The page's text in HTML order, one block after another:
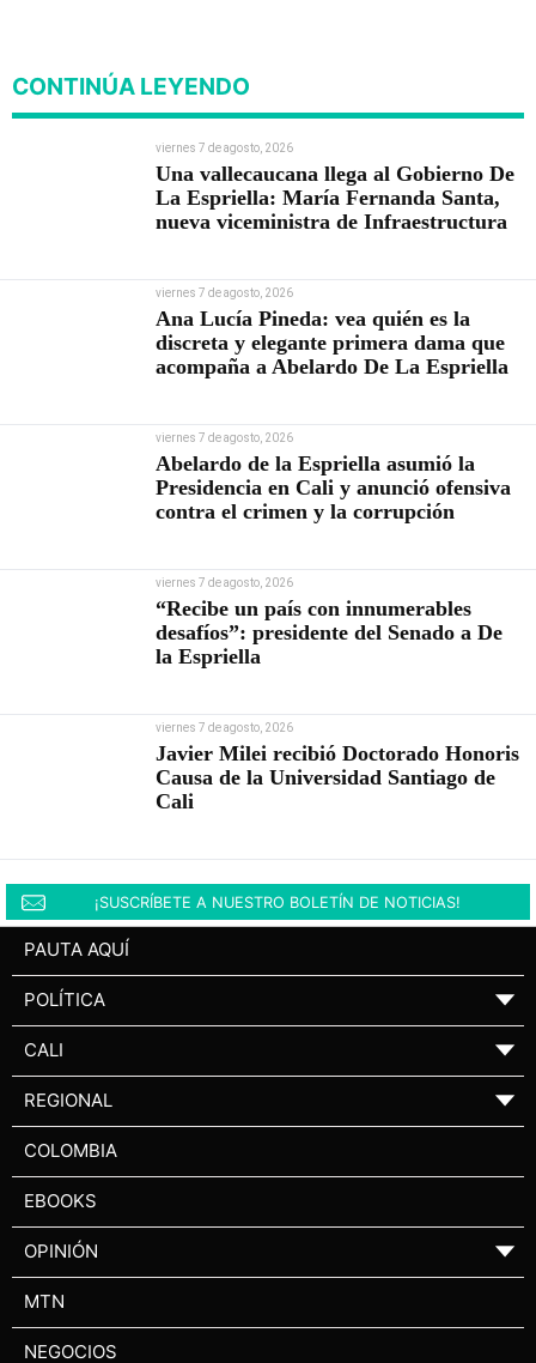
CONTINÚA LEYENDO
viernes 7 de agosto, 2026
Una vallecaucana llega al Gobierno De
La Espriella: María Fernanda Santa,
nueva viceministra de Infraestructura
viernes 7 de agosto, 2026
Ana Lucía Pineda: vea quién es la
discreta y elegante primera dama que
acompaña a Abelardo De La Espriella
viernes 7 de agosto, 2026
Abelardo de la Espriella asumió la
Presidencia en Cali y anunció ofensiva
contra el crimen y la corrupción
viernes 7 de agosto, 2026
“Recibe un país con innumerables
desafíos”: presidente del Senado a De
la Espriella
viernes 7 de agosto, 2026
Javier Milei recibió Doctorado Honoris
Causa de la Universidad Santiago de
Cali
¡SUSCRÍBETE A NUESTRO BOLETÍN DE NOTICIAS!
PAUTA AQUÍ
POLÍTICA ▼
CALI ▼
REGIONAL ▼
COLOMBIA
EBOOKS
OPINIÓN ▼
MTN
NEGOCIOS